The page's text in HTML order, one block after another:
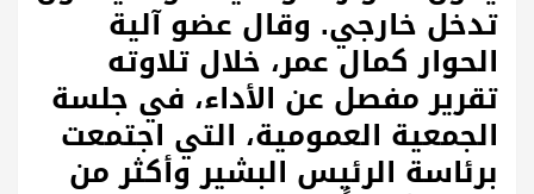
تدخل خارجي. وقال عضو آلية
الحوار كمال عمر، خلال تلاوته
تقرير مفصل عن الأداء، في جلسة
الجمعية العمومية، التي اجتمعت
برئاسة الرئيس البشير وأكثر من